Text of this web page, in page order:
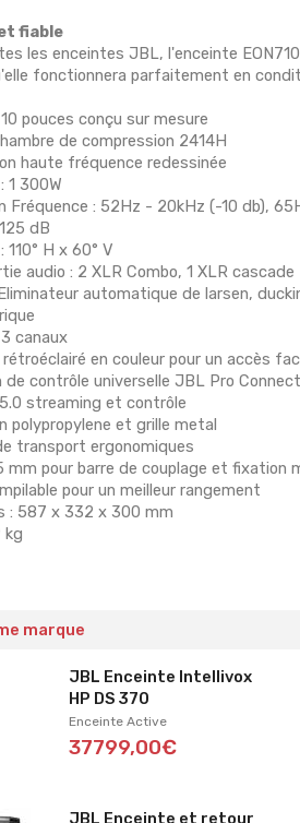
fiable
les enceintes JBL, l'enceinte
fonctionnera parfaitement en
pouces conçu sur mesure
de compression 2414H
haute fréquence redessinée
1 300W
Fréquence : 52Hz - 20kHz (-10 db),
dB
110° H x 60° V
audio : 2 XLR Combo, 1 XLR cascade
automatique de larsen,
canaux
rétroéclairé en couleur pour un accès
de contrôle universelle JBL Pro Connect
streaming et contrôle
polypropylene et grille metal
transport ergonomiques
mm pour barre de couplage et fixation
pour un meilleur rangement
: 587 x 332 x 300 mm
kg
marque
JBL Enceinte Intellivox
HP DS 370
Enceinte Active
37799,00€
JBL Enceinte et retour